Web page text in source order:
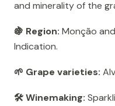
and minerality of the
🍇 Region: Monção
Indication.
🌱 Grape varieties:
🛠️ Winemaking: